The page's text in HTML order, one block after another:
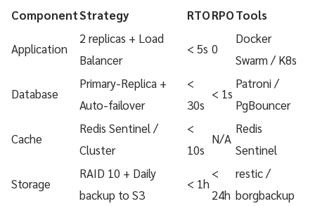
ComponentStrategy RTORPOTools
Application
2 replicas + Load
Balancer
< 5s 0
Docker
Swarm / K8s
Database
Primary-Replica +
Auto-failover
<
30s
< 1s
Patroni /
PgBouncer
Cache
Redis Sentinel /
Cluster
<
10s
N/A
Redis
Sentinel
Storage
RAID 10 + Daily
backup to S3
< 1h
<
24h
restic /
borgbackup